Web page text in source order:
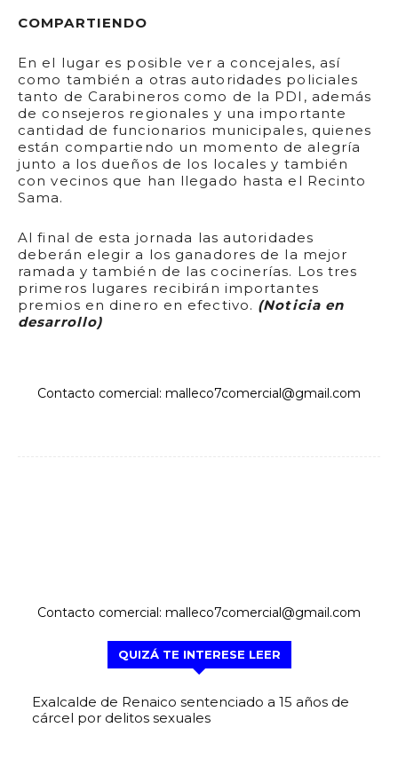
COMPARTIENDO
En el lugar es posible ver a concejales, así
como también a otras autoridades policiales
tanto de Carabineros como de la PDI, además
de consejeros regionales y una importante
cantidad de funcionarios municipales, quienes
están compartiendo un momento de alegría
junto a los dueños de los locales y también
con vecinos que han llegado hasta el Recinto
Sama.
Al final de esta jornada las autoridades
deberán elegir a los ganadores de la mejor
ramada y también de las cocinerías. Los tres
primeros lugares recibirán importantes
premios en dinero en efectivo. (Noticia en
desarrollo)
Contacto comercial: malleco7comercial@gmail.com
Contacto comercial: malleco7comercial@gmail.com
QUIZÁ TE INTERESE LEER
Exalcalde de Renaico sentenciado a 15 años de
cárcel por delitos sexuales